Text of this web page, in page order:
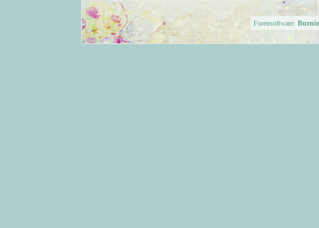
Forensoftware: